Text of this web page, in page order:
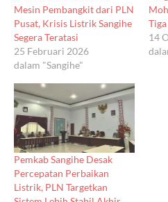
Mesin Pembangkit dari PLN
Pusat, Krisis Listrik Sangihe
Segera Teratasi
25 Februari 2026
dalam "Sangihe"
14
Pemkab Sangihe Desak
Percepatan Perbaikan
Listrik, PLN Targetkan